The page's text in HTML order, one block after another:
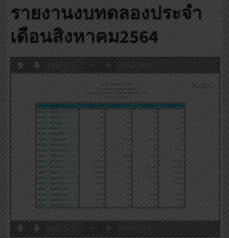
รายงานงบทดลองประจำ
เดือนสิงหาคม2564
Page 1 / 5 Zoom 100%
Page 1 / 5 Zoom 100%